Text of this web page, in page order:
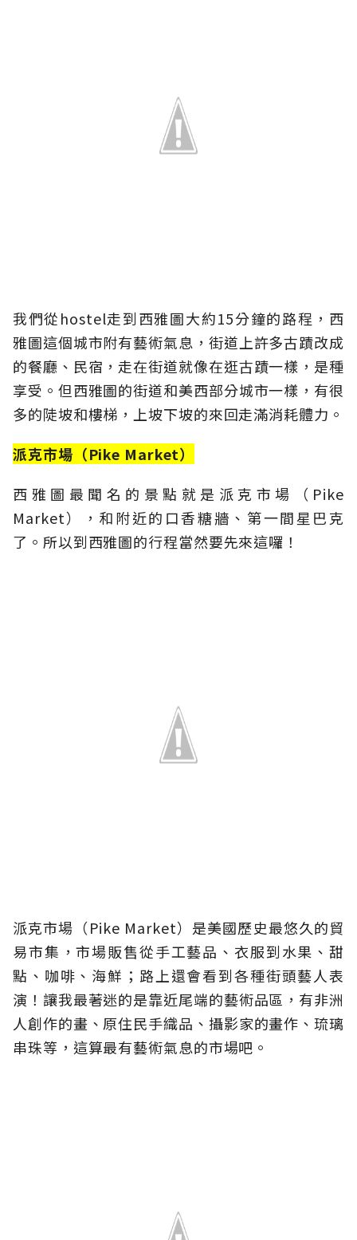
我們從hostel走到西雅圖大約15分鐘的路程，西
雅圖這個城市附有藝術氣息，街道上許多古蹟改成
的餐廳、民宿，走在街道就像在逛古蹟一樣，是種
享受。但西雅圖的街道和美西部分城市一樣，有很
多的陡坡和樓梯，上坡下坡的來回走滿消耗體力。
派克市場（Pike Market）
西雅圖最聞名的景點就是派克市場（Pike
Market），和附近的口香糖牆、第一間星巴克
了。所以到西雅圖的行程當然要先來這囉！
派克市場（Pike Market）是美國歷史最悠久的貿
易市集，市場販售從手工藝品、衣服到水果、甜
點、咖啡、海鮮；路上還會看到各種街頭藝人表
演！讓我最著迷的是靠近尾端的藝術品區，有非洲
人創作的畫、原住民手織品、攝影家的畫作、琉璃
串珠等，這算最有藝術氣息的市場吧。